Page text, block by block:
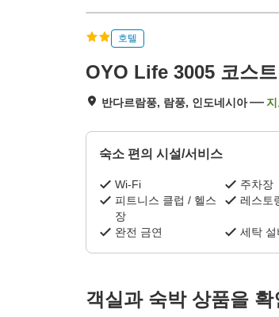
호텔
OYO Life 3005 코스
반다르람풍, 람풍, 인도네시아
숙소 편의 시설/서비스
Wi-Fi
주차장
피트니스 클럽 / 헬스
장
레스토
완전 금연 세탁 설
객실과 숙박 상품을 확